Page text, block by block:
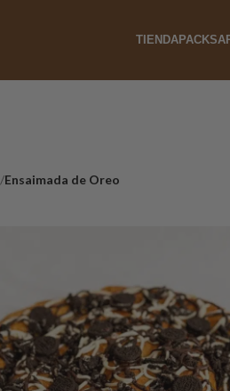
TIENDA PACKS
/Ensaimada de Oreo